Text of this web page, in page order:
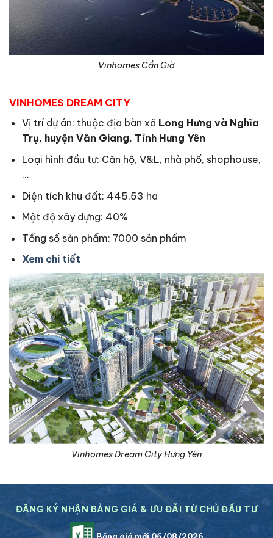
Vinhomes Cần Giờ
VINHOMES DREAM CITY
Vị trí dự án: thuộc địa bàn xã Long Hưng và Nghĩa
Trụ, huyện Văn Giang, Tỉnh Hưng Yên
Loại hình đầu tư: Căn hộ, V&L, nhà phố, shophouse,
…
Diện tích khu đất: 445,53 ha
Mật độ xây dựng: 40%
Tổng số sản phẩm: 7000 sản phẩm
Xem chi tiết
Vinhomes Dream City Hưng Yên
ĐĂNG KÝ NHẬN BẢNG GIÁ & ƯU ĐÃI TỪ CHỦ ĐẦU TƯ